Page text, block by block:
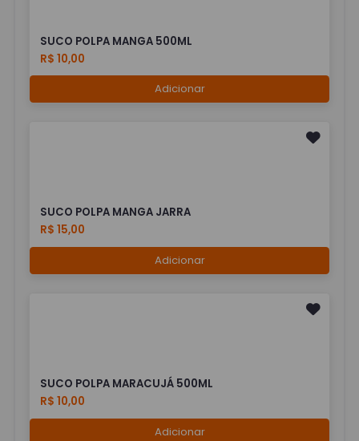
SUCO POLPA MANGA 500ML
R$ 10,00
Adicionar
SUCO POLPA MANGA JARRA
R$ 15,00
Adicionar
SUCO POLPA MARACUJÁ 500ML
R$ 10,00
Adicionar